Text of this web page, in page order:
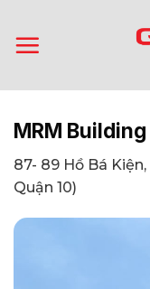
qua
nội
MRM Building
87- 89 Hồ Bá
Quận 10)